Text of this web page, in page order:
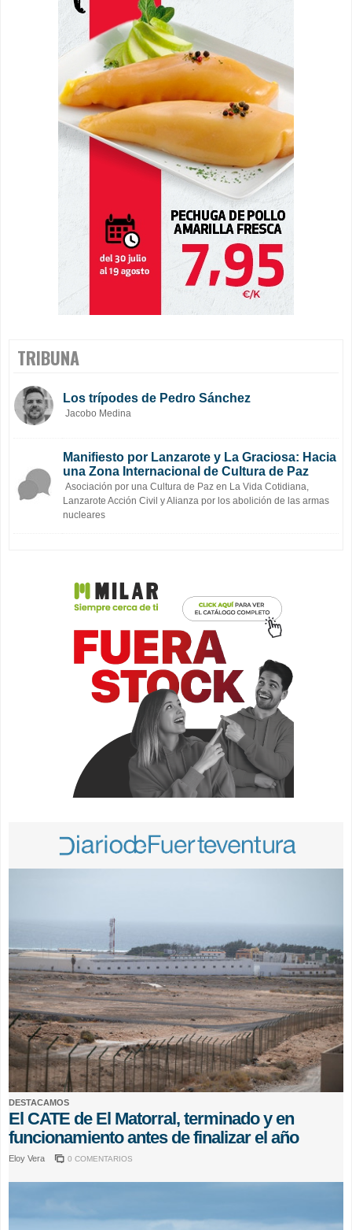
TRIBUNA
Los trípodes de Pedro Sánchez
Jacobo Medina
Manifiesto por Lanzarote y La Graciosa: Hacia
una Zona Internacional de Cultura de Paz
Asociación por una Cultura de Paz en La Vida Cotidiana,
Lanzarote Acción Civil y Alianza por los abolición de las armas
nucleares
DESTACAMOS
El CATE de El Matorral, terminado y en
funcionamiento antes de finalizar el año
Eloy Vera 0 COMENTARIOS